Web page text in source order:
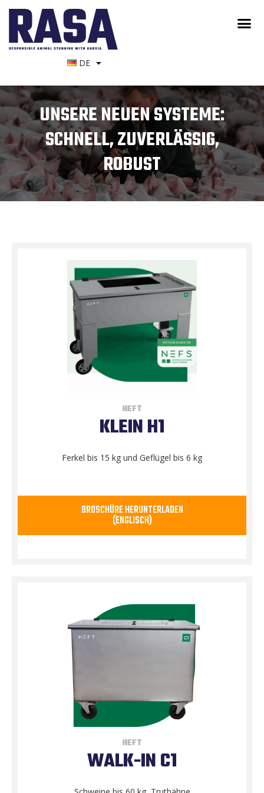
DE
UNSERE NEUEN SYSTEME:
SCHNELL, ZUVERLÄSSIG,
ROBUST
HEFT
KLEIN H1
Ferkel bis 15 kg und Geflügel bis 6 kg
BROSCHÜRE HERUNTERLADEN
(ENGLISCH)
HEFT
WALK-IN C1